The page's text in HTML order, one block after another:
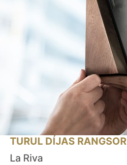
TURUL DÍJAS RANGSOR
La Riva